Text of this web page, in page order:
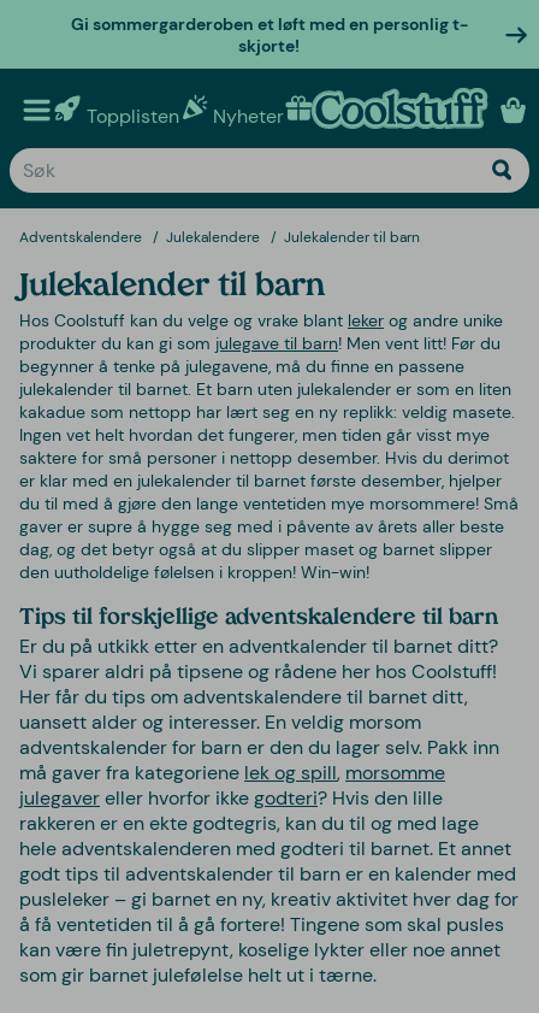
Gi sommergarderoben et løft med en personlig t-
skjorte!
Topplisten Nyheter Personlige gaver
Adventskalendere Julekalendere Julekalender til barn
Julekalender til barn
Hos Coolstuff kan du velge og vrake blant leker og andre unike
produkter du kan gi som julegave til barn! Men vent litt! Før du
begynner å tenke på julegavene, må du finne en passene
julekalender til barnet. Et barn uten julekalender er som en liten
kakadue som nettopp har lært seg en ny replikk: veldig masete.
Ingen vet helt hvordan det fungerer, men tiden går visst mye
saktere for små personer i nettopp desember. Hvis du derimot
er klar med en julekalender til barnet første desember, hjelper
du til med å gjøre den lange ventetiden mye morsommere! Små
gaver er supre å hygge seg med i påvente av årets aller beste
dag, og det betyr også at du slipper maset og barnet slipper
den uutholdelige følelsen i kroppen! Win-win!
Tips til forskjellige adventskalendere til barn
Er du på utkikk etter en adventkalender til barnet ditt?
Vi sparer aldri på tipsene og rådene her hos Coolstuff!
Her får du tips om adventskalendere til barnet ditt,
uansett alder og interesser. En veldig morsom
adventskalender for barn er den du lager selv. Pakk inn
må gaver fra kategoriene lek og spill, morsomme
julegavereller hvorfor ikkegodteri? Hvis den lille
rakkeren er en ekte godtegris, kan du til og med lage
hele adventskalenderen med godteri til barnet. Et annet
godt tips til adventskalender til barn er en kalender med
pusleleker – gi barnet en ny, kreativ aktivitet hver dag for
å få ventetiden til å gå fortere! Tingene som skal pusles
kan være fin juletrepynt, koselige lykter eller noe annet
som gir barnet julefølelse helt ut i tærne.